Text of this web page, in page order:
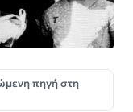
πηγή στη